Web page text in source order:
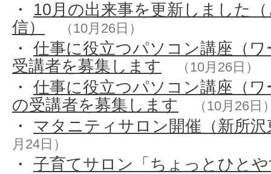
・ 10月の出来事を更新しました
信）
（10月26日）
・ 仕事に役立つパソコン講座（
受講者を募集します
（10月26日）
・ 仕事に役立つパソコン講座（
の受講者を募集します
（10月26日
・ マタニティサロン開催（新所沢
月24日）
・ 子育てサロン「ちょっとひと